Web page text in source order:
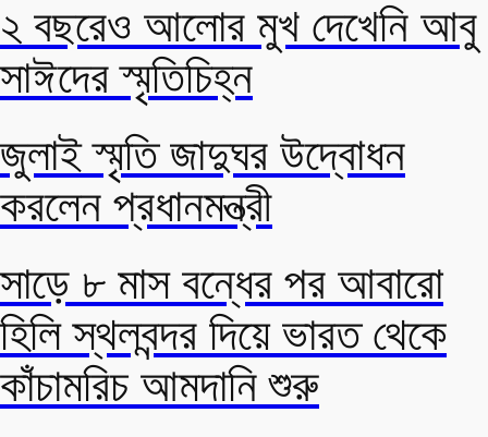
২ বছরেও আলোর মুখ দেখেনি আবু
সাঈদের স্মৃতিচিহ্ন
জুলাই স্মৃতি জাদুঘর উদ্বোধন
করলেন প্রধানমন্ত্রী
সাড়ে ৮ মাস বন্ধের পর আবারো
হিলি স্থলবন্দর দিয়ে ভারত থেকে
কাঁচামরিচ আমদানি শুরু